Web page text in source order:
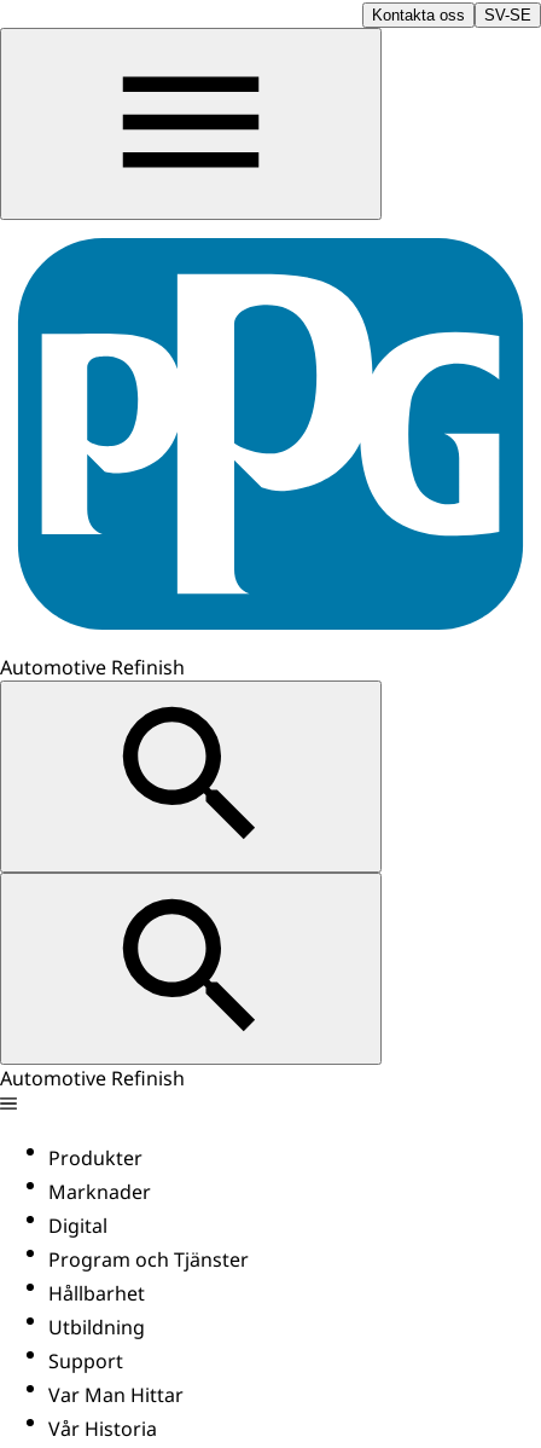
Kontakta oss SV-SE
Automotive Refinish
Automotive Refinish
Produkter
Marknader
Digital
Program och Tjänster
Hållbarhet
Utbildning
Support
Var Man Hittar
Vår Historia